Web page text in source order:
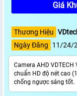
Giá
Thương Hiệu
Ngày Đăng
11/24/
Camera AHD
chuẩn HD độ nét cao
chống ngược sáng tốt.